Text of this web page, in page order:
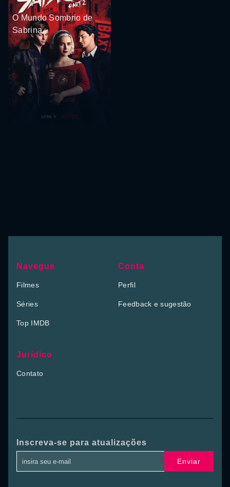
O Mundo Sombrio de
Sabrina
Navegue
Filmes
Séries
Top IMDB
Conta
Perfil
Feedback e sugestão
Jurídico
Contato
Inscreva-se para atualizações
Enviar